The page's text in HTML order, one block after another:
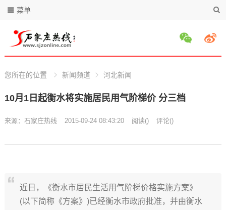
菜单
您所在的位置 新闻频道 河北新闻
10月1日起衡水将实施居民用气阶梯价 分三档
来源： 石家庄热线 2015-09-24 08:43:20 阅读() 评论()
近日，《衡水市居民生活用气阶梯价格实施方案》
(以下简称《方案》)已经衡水市政府批准，并由衡水